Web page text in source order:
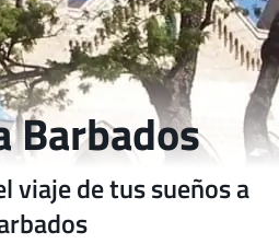
Barbados
viaje de tus sueños a